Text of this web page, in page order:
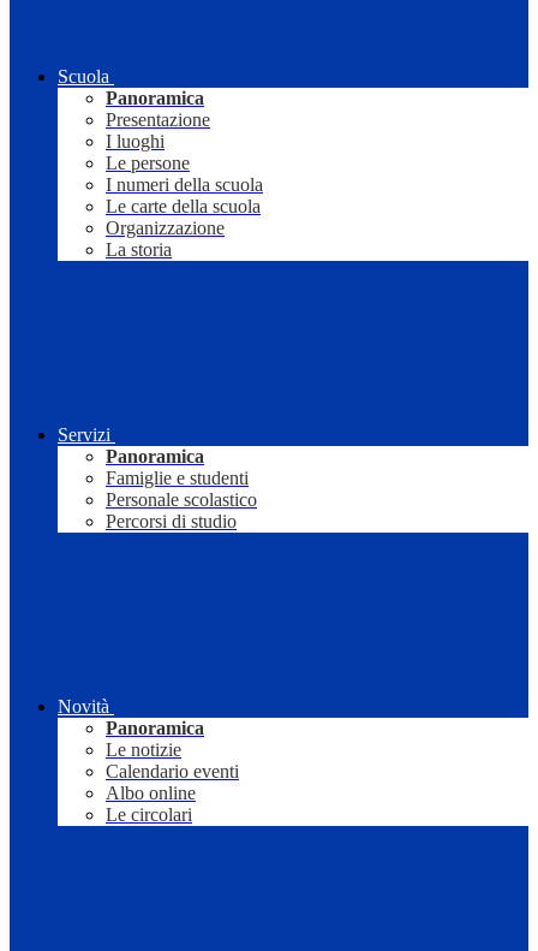
Scuola
Panoramica
Presentazione
I luoghi
Le persone
I numeri della scuola
Le carte della scuola
Organizzazione
La storia
Servizi
Panoramica
Famiglie e studenti
Personale scolastico
Percorsi di studio
Novità
Panoramica
Le notizie
Calendario eventi
Albo online
Le circolari